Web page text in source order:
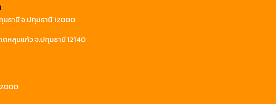
ธานี จ.ปทุมธานี 12000
หลุมแก้ว จ.ปทุมธานี 12140